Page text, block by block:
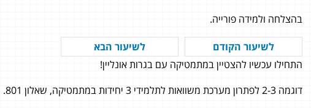
בטרוף וכמובן על הסבלנות. תודה ענקית
בהצלחה ולמידה פורייה.
לשיעור הקודם
לשיעור הבא
התחילו עכשיו להצטיין במתמטיקה עם בגרות אונליין!
דוגמה 2-3 לפתרון מערכת משוואות לתלמידי 3 יחידות במתמטיקה, שאלון 801.